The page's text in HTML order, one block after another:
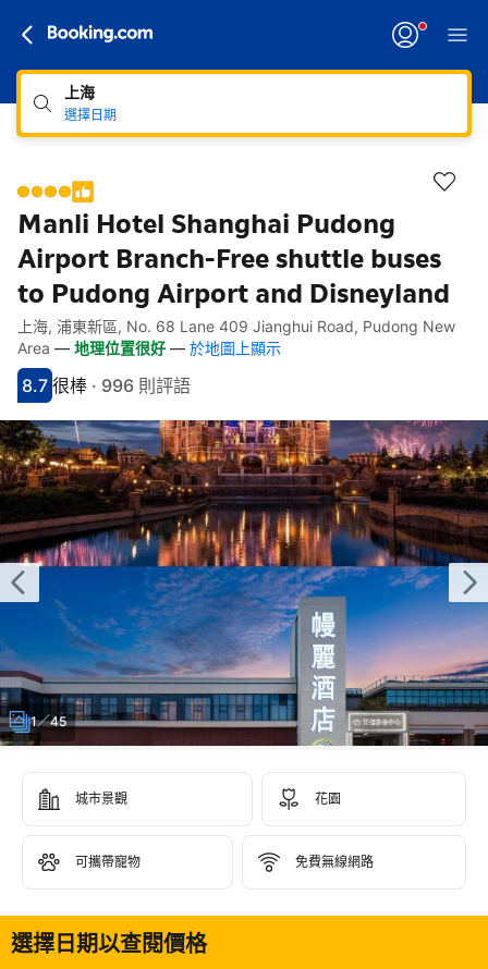
上海
選擇日期
Manli Hotel Shanghai Pudong
Airport Branch-Free shuttle buses
to Pudong Airport and Disneyland
快速連結
跳至住宿介紹
跳至熱門設施
跳至客房類型
跳至訂房政策
上海, 浦東新區, No. 68 Lane 409 Jianghui Road, Pudong New
Area — 地理位置很好 — 於地圖上顯示
分數8.7分
8.7
評比很棒
很棒 · 996 則評語
1／45
城市景觀 花園
可攜帶寵物 免費無線網路
選擇日期以查閱價格